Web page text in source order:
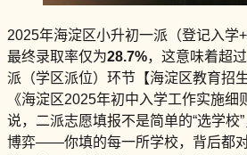
2025年海淀区小升初一派（登记入学
最终录取率仅为28.7%，这意味着超
派（学区派位）环节【海淀区教育招
《海淀区2025年初中入学工作实施细
说，二派志愿填报不是简单的“选学校
博弈——你填的每一所学校，背后都